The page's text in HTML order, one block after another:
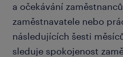
a očekávání
zaměstnavatele nebo
následujících šesti
sleduje spokojenost